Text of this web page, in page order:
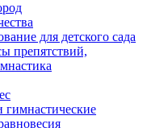
для детского сада
препятствий,